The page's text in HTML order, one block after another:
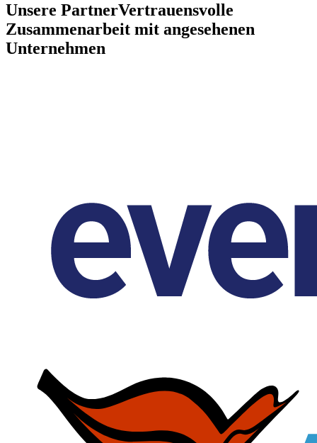
Unsere PartnerVertrauensvolle
Zusammenarbeit mit angesehenen
Unternehmen